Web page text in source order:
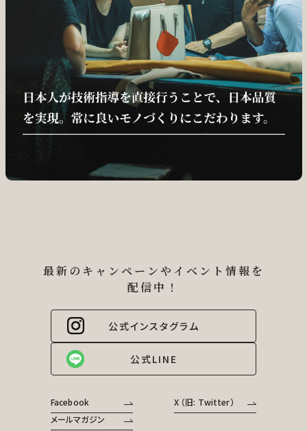
最新のキャンペーンやイベント情報を
配信中！
公式インスタグラム
公式LINE
Facebook
X （旧: Twitter）
メールマガジン